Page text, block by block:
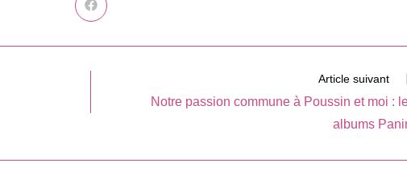
Ouvrir
dans
autre
Article suivant
Notre passion commune à Poussin et moi :
albums